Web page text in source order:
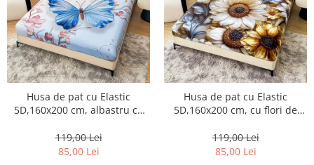
Husa de pat cu Elastic
5D,160x200 cm, albastru cu
119,00 Lei
85,00 Lei
Husa de pat cu Elastic
5D,160x200 cm, cu flori de
119,00 Lei
85,00 Lei